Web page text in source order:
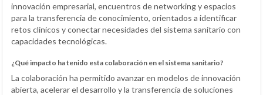
innovación empresarial, encuentros de networking y espacios
para la transferencia de conocimiento, orientados a identificar
retos clínicos y conectar necesidades del sistema sanitario con
capacidades tecnológicas.
¿Qué impacto ha tenido esta colaboración en el sistema sanitario?
La colaboración ha permitido avanzar en modelos de innovación
abierta, acelerar el desarrollo y la transferencia de soluciones